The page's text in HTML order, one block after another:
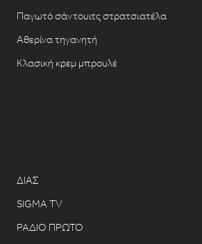
Παγωτό σάντουιτς στρατσιατέλα
Αθερίνα τηγανητή
Κλασική κρεμ μπρουλέ
ΔΙΑΣ
SIGMA TV
ΡΑΔΙΟ ΠΡΩΤΟ